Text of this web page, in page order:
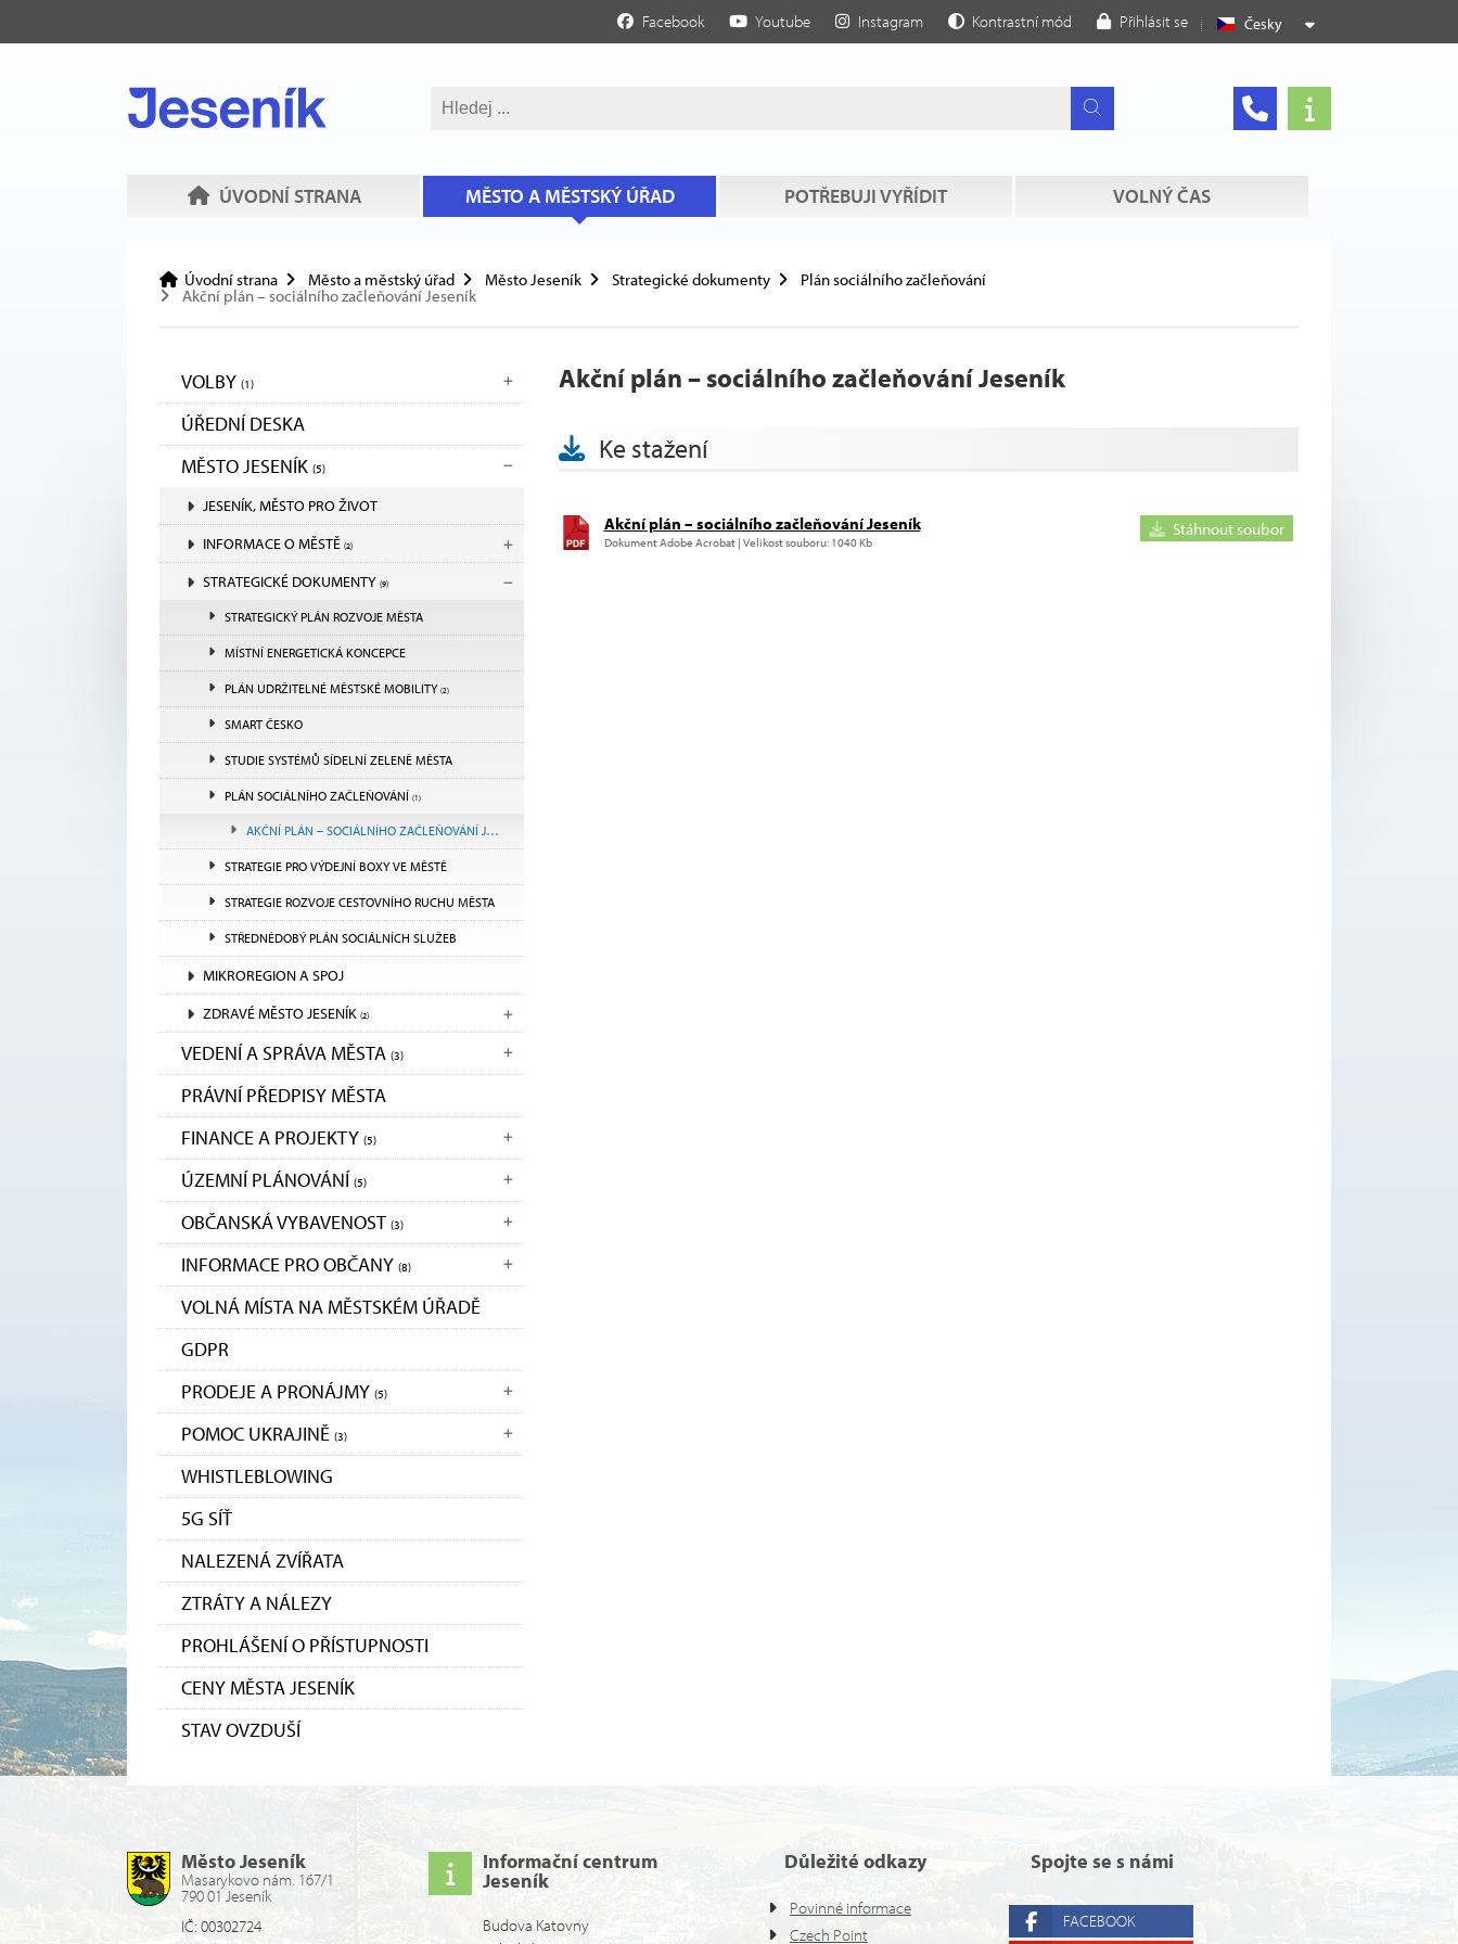
Česky
Facebook Youtube Instagram Kontrastní mód Přihlásit se
ÚVODNÍ STRANA MĚSTO A MĚSTSKÝ ÚŘAD POTŘEBUJI VYŘÍDIT VOLNÝ ČAS
Úvodní strana Město a městský úřad Město Jeseník Strategické dokumenty Plán sociálního začleňování
Akční plán – sociálního začleňování Jeseník
VOLBY (1)
ÚŘEDNÍ DESKA
MĚSTO JESENÍK (5)
JESENÍK, MĚSTO PRO ŽIVOT
INFORMACE O MĚSTĚ (2)
STRATEGICKÉ DOKUMENTY (9)
STRATEGICKÝ PLÁN ROZVOJE MĚSTA
MÍSTNÍ ENERGETICKÁ KONCEPCE
PLÁN UDRŽITELNÉ MĚSTSKÉ MOBILITY (2)
SMART ČESKO
STUDIE SYSTÉMŮ SÍDELNÍ ZELENĚ MĚSTA
PLÁN SOCIÁLNÍHO ZAČLEŇOVÁNÍ (1)
AKČNÍ PLÁN – SOCIÁLNÍHO ZAČLEŇOVÁNÍ JESENÍK
STRATEGIE PRO VÝDEJNÍ BOXY VE MĚSTĚ
STRATEGIE ROZVOJE CESTOVNÍHO RUCHU MĚSTA
STŘEDNĚDOBÝ PLÁN SOCIÁLNÍCH SLUŽEB
MIKROREGION A SPOJ
ZDRAVÉ MĚSTO JESENÍK (2)
VEDENÍ A SPRÁVA MĚSTA (3)
PRÁVNÍ PŘEDPISY MĚSTA
FINANCE A PROJEKTY (5)
ÚZEMNÍ PLÁNOVÁNÍ (5)
OBČANSKÁ VYBAVENOST (3)
INFORMACE PRO OBČANY (8)
VOLNÁ MÍSTA NA MĚSTSKÉM ÚŘADĚ
GDPR
PRODEJE A PRONÁJMY (5)
POMOC UKRAJINĚ (3)
WHISTLEBLOWING
5G SÍŤ
NALEZENÁ ZVÍŘATA
ZTRÁTY A NÁLEZY
PROHLÁŠENÍ O PŘÍSTUPNOSTI
CENY MĚSTA JESENÍK
STAV OVZDUŠÍ
Akční plán – sociálního začleňování Jeseník
Ke stažení
Stáhnout soubor
Akční plán – sociálního začleňování Jeseník
Dokument Adobe Acrobat | Velikost souboru: 1040 Kb
Město Jeseník
Masarykovo nám. 167/1
790 01 Jeseník
IČ: 00302724
Informační centrum
Jeseník
Budova Katovny
Důležité odkazy
Povinné informace
Czech Point
Spojte se s námi
FACEBOOK